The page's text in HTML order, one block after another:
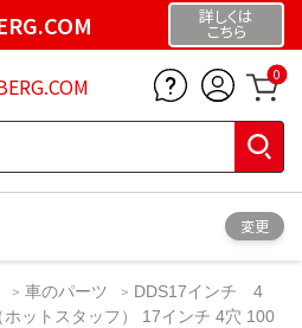
詳しくは
こちら
0
変更
車のパーツ
DDS17インチ 4
ットスタッフ） 17インチ 4穴 100